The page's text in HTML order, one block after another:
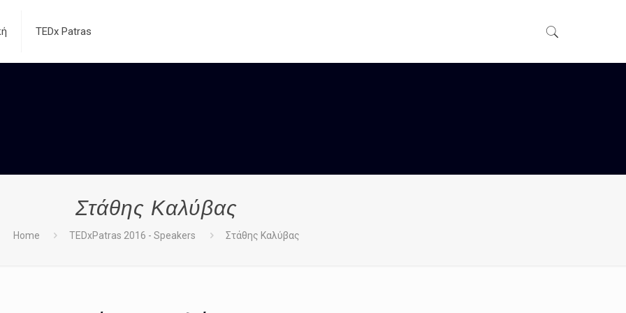
TEDx Patras
Στάθης Καλύβας
Home TEDxPatras 2016 - Speakers Στάθης Καλύβας